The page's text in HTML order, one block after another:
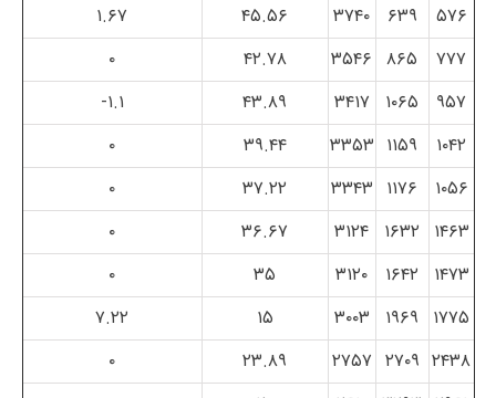
۵۷۶
۶۳۹ ۳۷۴۰ ۴۵.۵۶
۱.۶۷
۷۷۷
۸۶۵ ۳۵۴۶ ۴۲.۷۸
۰
۹۵۷
۱۰۶۵ ۳۴۱۷ ۴۳.۸۹
۱.۱-
۱۰۴۲
۱۱۵۹ ۳۳۵۳ ۳۹.۴۴
۰
۱۰۵۶
۱۱۷۶ ۳۳۴۳ ۳۷.۲۲
۰
۱۴۶۳ ۱۶۳۲ ۳۱۲۴ ۳۶.۶۷
۰
۱۴۷۳
۱۶۴۲ ۳۱۲۰ ۳۵
۰
۱۷۷۵ ۱۹۶۹ ۳۰۰۳ ۱۵
۷.۲۲
۲۴۳۸ ۲۷۰۹ ۲۷۵۷ ۲۳.۸۹
۰